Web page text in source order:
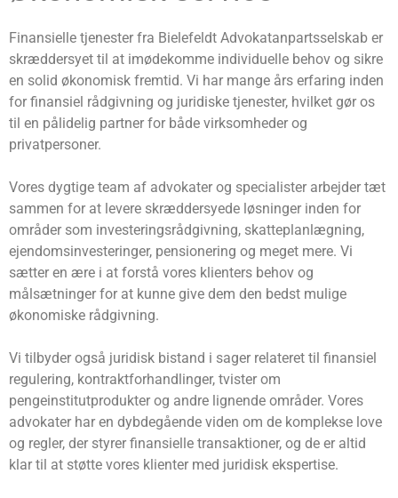
Finansielle tjenester fra Bielefeldt Advokatanpartsselskab er
skræddersyet til at imødekomme individuelle behov og sikre
en solid økonomisk fremtid. Vi har mange års erfaring inden
for finansiel rådgivning og juridiske tjenester, hvilket gør os
til en pålidelig partner for både virksomheder og
privatpersoner.
Vores dygtige team af advokater og specialister arbejder tæt
sammen for at levere skræddersyede løsninger inden for
områder som investeringsrådgivning, skatteplanlægning,
ejendomsinvesteringer, pensionering og meget mere. Vi
sætter en ære i at forstå vores klienters behov og
målsætninger for at kunne give dem den bedst mulige
økonomiske rådgivning.
Vi tilbyder også juridisk bistand i sager relateret til finansiel
regulering, kontraktforhandlinger, tvister om
pengeinstitutprodukter og andre lignende områder. Vores
advokater har en dybdegående viden om de komplekse love
og regler, der styrer finansielle transaktioner, og de er altid
klar til at støtte vores klienter med juridisk ekspertise.